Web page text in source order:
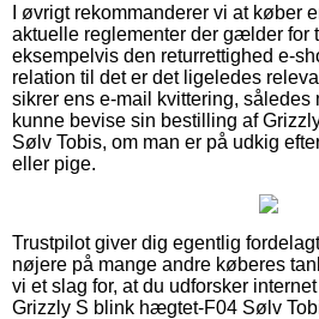
I øvrigt rekommanderer vi at køber
aktuelle reglementer der gælder for
eksempelvis den returrettighed e-
relation til det er det ligeledes
sikrer ens e-mail kvittering, således
kunne bevise sin bestilling af
Sølv Tobis, om man er på udkig
eller pige.
Trustpilot giver dig egentlig
nøjere på mange andre køberes
vi et slag for, at du udforsker
Grizzly S blink hægtet-F04 Sølv